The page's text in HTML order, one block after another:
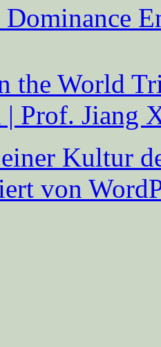
Dominance
the World
| Prof. Jiang
Kultur
von